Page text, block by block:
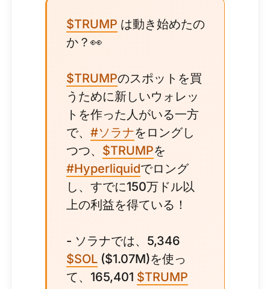
$TRUMP は動き始めたの
か？👀
$TRUMPのスポットを買
うために新しいウォレッ
トを作った人がいる一方
で、 #ソラナをロングし
つつ、 $TRUMPを
#Hyperliquidでロング
し、すでに150万ドル以
上の利益を得ている！
- ソラナでは、5,346
$SOL ($1.07M)を使っ
て、165,401 $TRUMP